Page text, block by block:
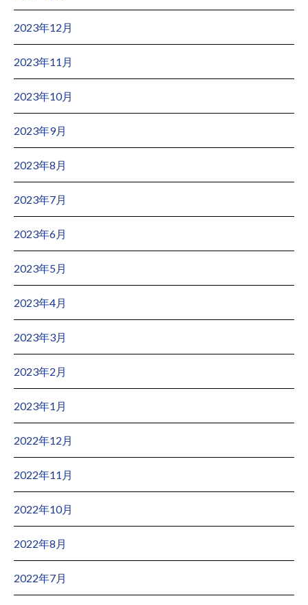
2023年12月
2023年11月
2023年10月
2023年9月
2023年8月
2023年7月
2023年6月
2023年5月
2023年4月
2023年3月
2023年2月
2023年1月
2022年12月
2022年11月
2022年10月
2022年8月
2022年7月